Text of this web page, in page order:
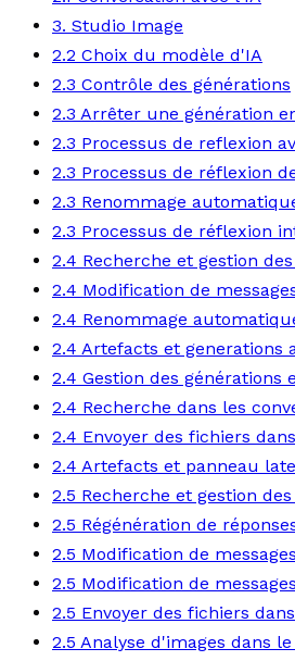
3. Studio Image
2.2 Choix du modèle d'IA
2.3 Contrôle des générations
2.3 Arrêter une génération
2.3 Processus de reflexion
2.3 Processus de réflexion
2.3 Renommage
2.3 Processus de réflexion
2.4 Recherche et gestion
2.4 Modification de
2.4 Renommage
2.4 Artefacts et generations
2.4 Gestion des générations
2.4 Recherche dans les
2.4 Envoyer des fichiers
2.4 Artefacts et panneau
2.5 Recherche et gestion
2.5 Régénération de
2.5 Modification de messages
2.5 Modification de
2.5 Envoyer des fichiers
2.5 Analyse d'images dans